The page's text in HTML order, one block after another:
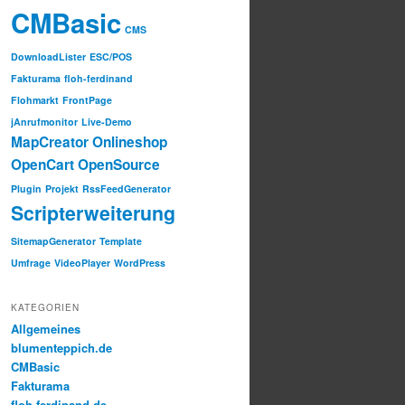
CMBasic CMS
DownloadLister ESC/POS
Fakturama floh-ferdinand
Flohmarkt FrontPage
jAnrufmonitor Live-Demo
MapCreatorOnlineshop
OpenCartOpenSource
Plugin Projekt RssFeedGenerator
Scripterweiterung
SitemapGenerator Template
Umfrage VideoPlayer WordPress
KATEGORIEN
Allgemeines
blumenteppich.de
CMBasic
Fakturama